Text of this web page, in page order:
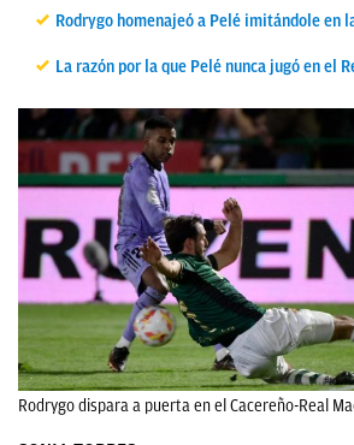
CANTERA
DIRECTO
FEMENINO
PAPARAZZI
OKDIARIO
Rodrygo homenajeó a Pelé imitándole en
La razón por la que Pelé nunca jugó en el
Rodrygo dispara a puerta en el Cacereño-Real